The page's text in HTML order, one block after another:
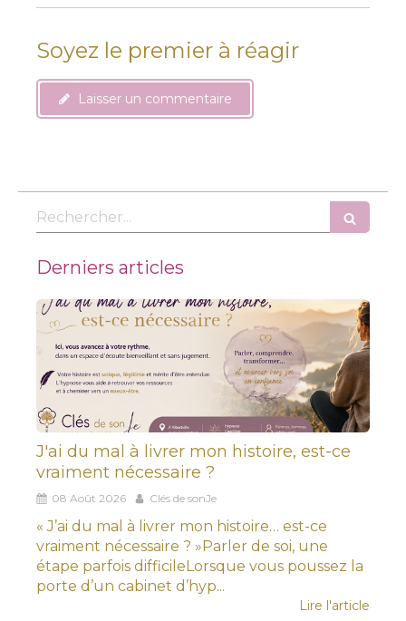
Soyez le premier à réagir
Laisser un commentaire
Rechercher
Derniers articles
J'ai du mal à livrer mon histoire, est-ce
vraiment nécessaire ?
08 Août 2026 Clés de sonJe
« J’ai du mal à livrer mon histoire… est-ce
vraiment nécessaire ? »Parler de soi, une
étape parfois difficileLorsque vous poussez la
porte d’un cabinet d’hyp...
Lire l'article